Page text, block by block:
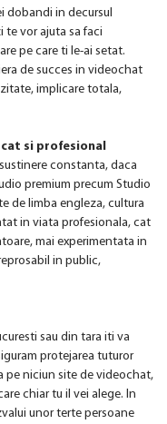
dobandi in decursul
te vor ajuta sa faci
pe care ti le-ai setat.
de succes in videochat
implicare totala,
si profesional
constanta, daca
premium precum Studio
de limba engleza, cultura
in viata profesionala, cat
mai experimentata in
in public,
sau din tara iti va
protejarea tuturor
pe niciun site de videochat,
chiar tu il vei alege. In
unor terte persoane